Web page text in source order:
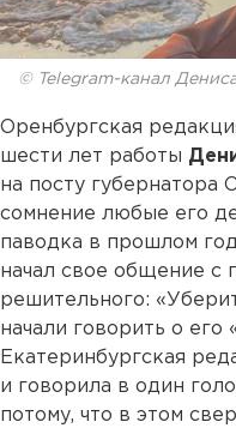
© Telegram-канал
Оренбургская
шести лет работы
на посту губернатора
сомнение любые его
паводка в прошлом
начал свое общение с
решительного:
начали говорить о его
Екатеринбургская
и говорила в один
потому, что в этом